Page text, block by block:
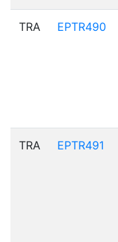
TRA EPTR490
TRA EPTR491